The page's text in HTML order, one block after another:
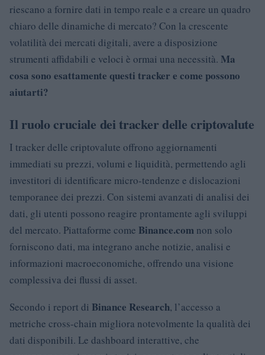
riescano a fornire dati in tempo reale e a creare un quadro
chiaro delle dinamiche di mercato? Con la crescente
volatilità dei mercati digitali, avere a disposizione
strumenti affidabili e veloci è ormai una necessità. Ma
cosa sono esattamente questi tracker e come possono
aiutarti?
Il ruolo cruciale dei tracker delle criptovalute
I tracker delle criptovalute offrono aggiornamenti
immediati su prezzi, volumi e liquidità, permettendo agli
investitori di identificare micro-tendenze e dislocazioni
temporanee dei prezzi. Con sistemi avanzati di analisi dei
dati, gli utenti possono reagire prontamente agli sviluppi
del mercato. Piattaforme come Binance.com non solo
forniscono dati, ma integrano anche notizie, analisi e
informazioni macroeconomiche, offrendo una visione
complessiva dei flussi di asset.
Secondo i report di Binance Research, l’accesso a
metriche cross-chain migliora notevolmente la qualità dei
dati disponibili. Le dashboard interattive, che